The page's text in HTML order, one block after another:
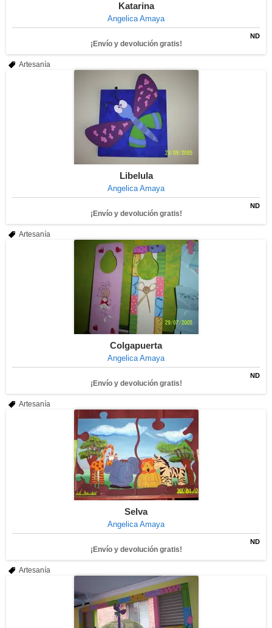
Katarina
Angelica Amaya
ND
¡Envío y devolución gratis!
Artesanía
Libelula
Angelica Amaya
ND
¡Envío y devolución gratis!
Artesanía
Colgapuerta
Angelica Amaya
ND
¡Envío y devolución gratis!
Artesanía
Selva
Angelica Amaya
ND
¡Envío y devolución gratis!
Artesanía